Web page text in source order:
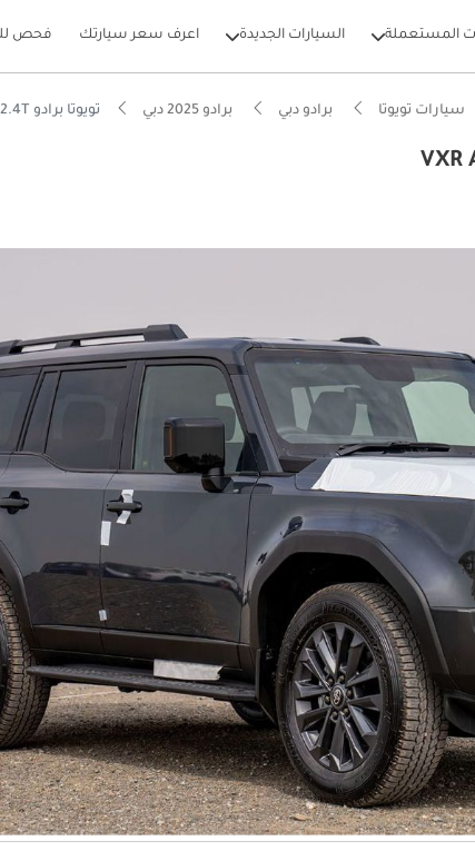
المستعملة السيارات الجديدة اعرف سعر سيارتك فحص
سيارات تويوتا برادو دبي برادو 2025 دبي تويوتا برادو VXR Adventure Mono Tone 2.4T
أقل معدل استهلاك في فئته
تصنيف السلامة 5 نجوم من NCAP